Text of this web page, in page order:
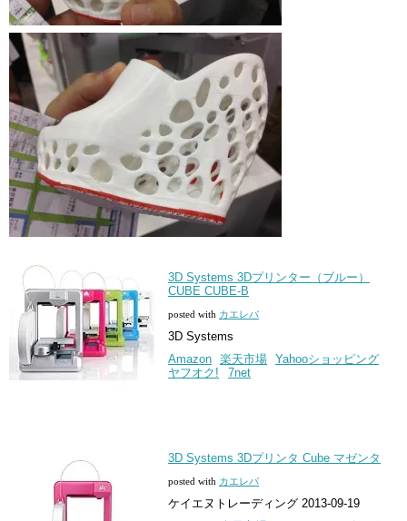
3D Systems 3Dプリンター（ブルー）
CUBE CUBE-B
posted with カエレバ
3D Systems
Amazon 楽天市場 Yahooショッピング
ヤフオク!
7net
3D Systems 3Dプリンタ Cube マゼンタ
posted with カエレバ
ケイエヌトレーディング 2013-09-19